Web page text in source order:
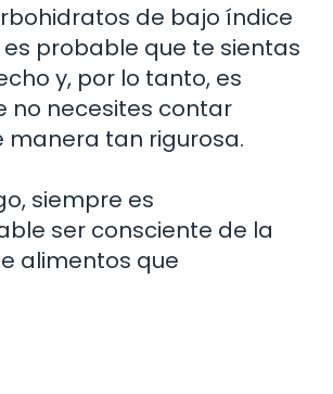
de bajo índice
probable que te sientas
y, por lo tanto, es
no necesites contar
manera tan rigurosa.
siempre es
ser consciente de la
alimentos que